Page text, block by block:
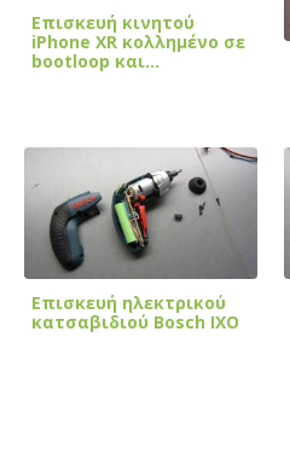
Επισκευή κινητού
iPhone XR κολλημένο σε
bootloop και…
Επισκευή ηλεκτρικού
κατσαβιδιού Bosch IXO